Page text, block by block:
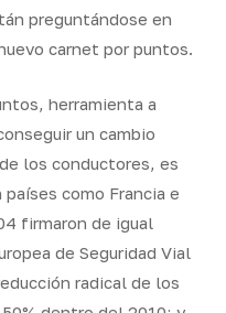
preguntándose en
carnet por puntos.
herramienta a
un cambio
los conductores, es
como Francia e
firmaron de igual
de Seguridad Vial
radical de los